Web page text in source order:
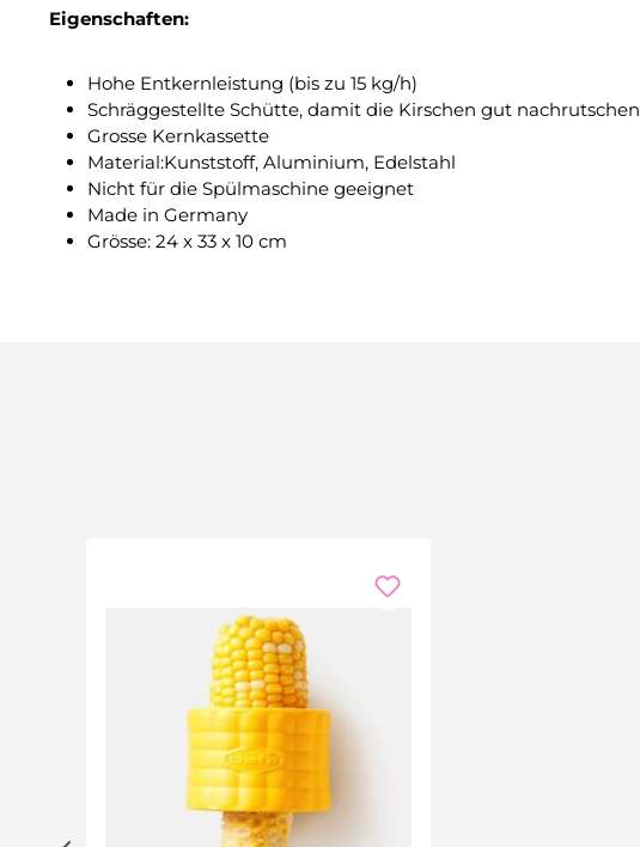
Eigenschaften:
Hohe Entkernleistung (bis zu 15 kg/h)
Schräggestellte Schütte, damit die Kirschen gut nachrutschen
Grosse Kernkassette
Material:Kunststoff, Aluminium, Edelstahl
Nicht für die Spülmaschine geeignet
Made in Germany
Grösse: 24 x 33 x 10 cm